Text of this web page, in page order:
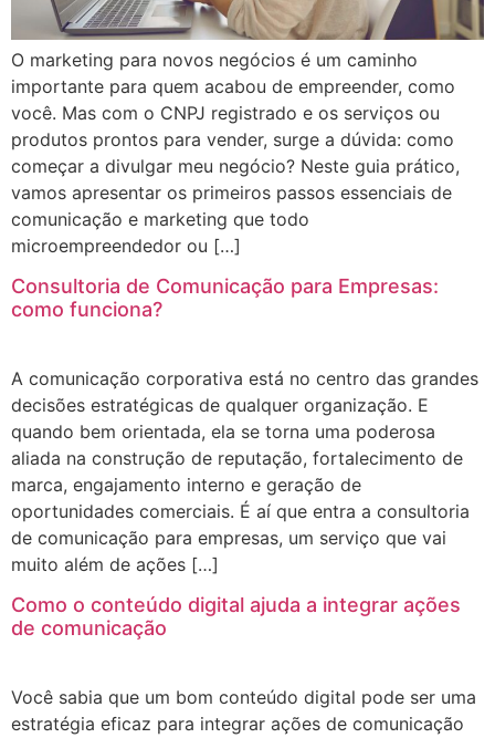
O marketing para novos negócios é um caminho
importante para quem acabou de empreender, como
você. Mas com o CNPJ registrado e os serviços ou
produtos prontos para vender, surge a dúvida: como
começar a divulgar meu negócio? Neste guia prático,
vamos apresentar os primeiros passos essenciais de
comunicação e marketing que todo
microempreendedor ou […]
Consultoria de Comunicação para Empresas:
como funciona?
A comunicação corporativa está no centro das grandes
decisões estratégicas de qualquer organização. E
quando bem orientada, ela se torna uma poderosa
aliada na construção de reputação, fortalecimento de
marca, engajamento interno e geração de
oportunidades comerciais. É aí que entra a consultoria
de comunicação para empresas, um serviço que vai
muito além de ações […]
Como o conteúdo digital ajuda a integrar ações
de comunicação
Você sabia que um bom conteúdo digital pode ser uma
estratégia eficaz para integrar ações de comunicação